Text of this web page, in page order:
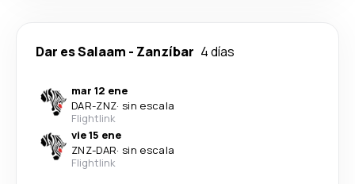
Dar es Salaam - Zanzíbar 4 días
mar 12 ene
DAR-ZNZ· sin escala
Flightlink
vie 15 ene
ZNZ-DAR· sin escala
Flightlink